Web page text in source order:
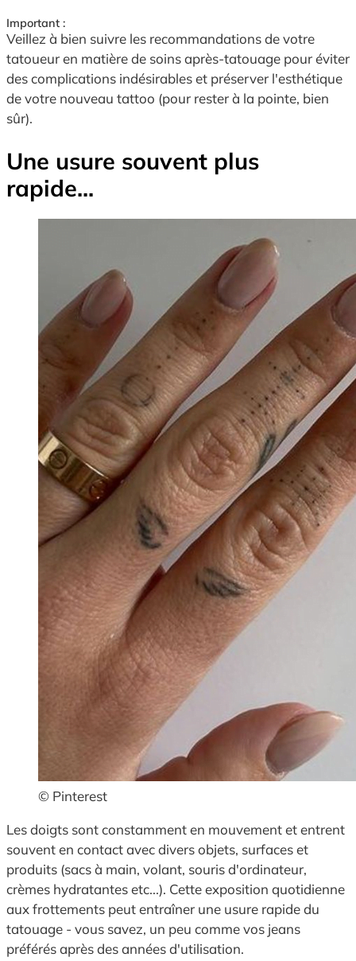
Important :
Veillez à bien suivre les recommandations de votre
tatoueur en matière de soins après-tatouage pour éviter
des complications indésirables et préserver l'esthétique
de votre nouveau tattoo (pour rester à la pointe, bien
sûr).
Une usure souvent plus
rapide...
© Pinterest
Les doigts sont constamment en mouvement et entrent
souvent en contact avec divers objets, surfaces et
produits (sacs à main, volant, souris d'ordinateur,
crèmes hydratantes etc...). Cette exposition quotidienne
aux frottements peut entraîner une usure rapide du
tatouage - vous savez, un peu comme vos jeans
préférés après des années d'utilisation.